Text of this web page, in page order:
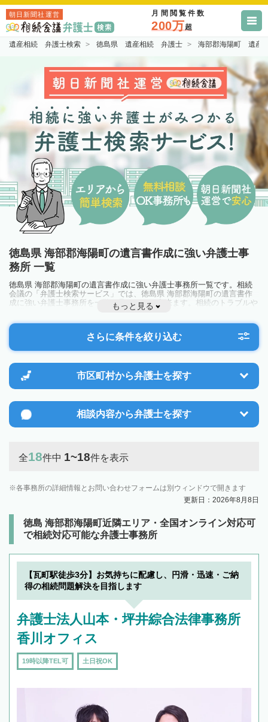
朝日新聞社運営 月間閲覧件数
200万超
遺産相続 弁護士検索 徳島県 遺産相続 弁護士 海部郡海陽町 遺産
徳島県 海部郡海陽町の遺言書作成に強い弁護士事
務所 一覧
徳島県 海部郡海陽町の遺言書作成に強い弁護士事務所一覧です。相続
会議の「弁護士検索サービス」では、徳島県 海部郡海陽町の遺言書作
成に強い弁護士事務所を一覧で見ることが出来ます。相続のトラブルや
お悩みを抱えている方は一度近隣の弁護士に相談してみましょう。
もっと見る
さらに条件を絞り込む
市区町村から弁護士を探す
相談内容から弁護士を探す
全18件中 1~18件を表示
各事務所の詳細情報とお問い合わせフォームは別ウィンドウで開きます
更新日：2026年8月8日
徳島 海部郡海陽町近隣エリア・全国オンライン対応可
で相続対応可能な弁護士事務所
【瓦町駅徒歩3分】お気持ちに配慮し、円滑・迅速・ご納
得の相続問題解決を目指します
弁護士法人山本・坪井綜合法律事務所
香川オフィス
19時以降TEL可 土日祝OK